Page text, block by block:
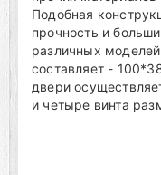
Подобная
прочность и
различных
составляет -
двери
и четыре винта